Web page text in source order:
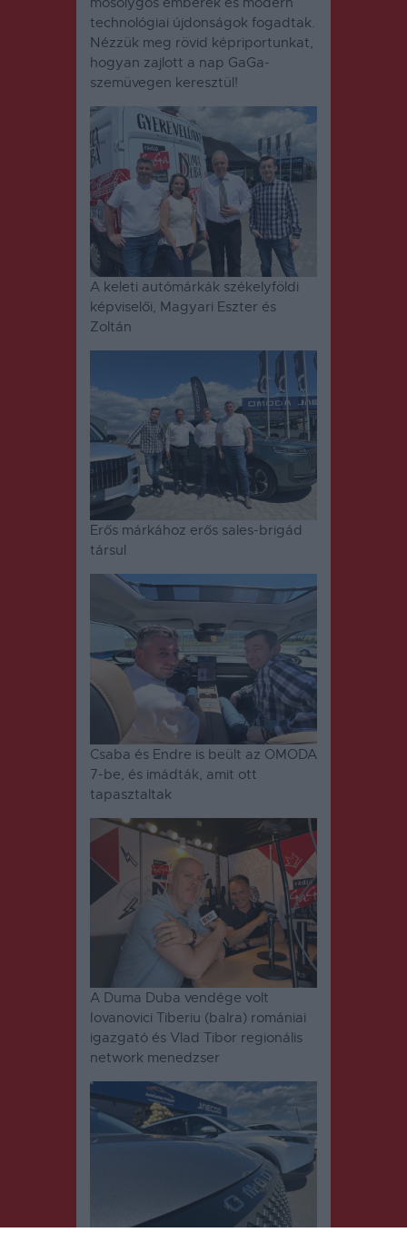
technológiai újdonságok fogadtak.
Nézzük meg rövid képriportunkat,
hogyan zajlott a nap GaGa-
szemüvegen keresztül!
A keleti autómárkák székelyföldi
képviselői, Magyari Eszter és
Zoltán
Erős márkához erős sales-brigád
társul
Csaba és Endre is beült az OMODA
7-be, és imádták, amit ott
tapasztaltak
A Duma Duba vendége volt
Iovanovici Tiberiu (balra) romániai
igazgató és Vlad Tibor regionális
network menedzser